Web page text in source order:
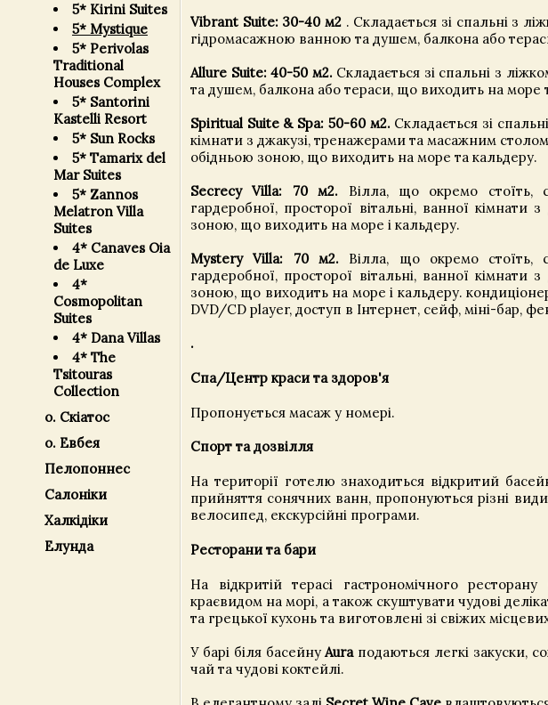
5* Kirini Suites
5* Mystique
5* Perivolas
Traditional
Houses Complex
5* Santorini
Kastelli Resort
5* Sun Rocks
5* Tamarix del
Mar Suites
5* Zannos
Melatron Villa
Suites
4* Canaves Oia
de Luxe
4*
Cosmopolitan
Suites
4* Dana Villas
4* The
Tsitouras
Collection
о. Скіатос
о. Евбея
Пелопоннес
Салоніки
Халкідіки
Елунда
Vibrant Suite: 30-40 м2 . Складається зі спальні з
гідромасажною ванною та душем, балкона або
Allure Suite: 40-50 м2.Складається зі спальні з
та душем, балкона або тераси, що виходить на море
Spiritual Suite & Spa: 50-60 м2.Складається зі
кімнати з джакузі, тренажерами та масажним
обідньою зоною, що виходить на море та кальдеру.
Secrecy Villa: 70 м2. Вілла, що окремо стоїть,
гардеробної, просторої вітальні, ванної кімнати
зоною, що виходить на море і кальдеру.
Mystery Villa: 70 м2.Вілла, що окремо стоїть,
гардеробної, просторої вітальні, ванної кімнати
зоною, що виходить на море і кальдеру.
DVD/CD player, доступ в Інтернет, сейф, міні-бар,
.
Спа/Центр краси та здоров'я
Пропонується масаж у номері.
Спорт та дозвілля
На території готелю знаходиться відкритий
прийняття сонячних ванн, пропонуються різні
велосипед, екскурсійні програми.
Ресторани та бари
На відкритій терасі гастрономічного
краєвидом на морі, а також скуштувати чудові
та грецької кухонь та виготовлені зі свіжих
У барі біля басейнуAuraподаються легкі закуски,
чай та чудові коктейлі.